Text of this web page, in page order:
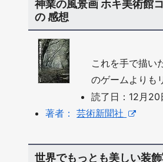
神業の風景画 ホキ美術館
の 感想
これを手で描い
のゲームよりも
読了日：12月20
著者：芸術新聞社
世界でもっとも美しい装